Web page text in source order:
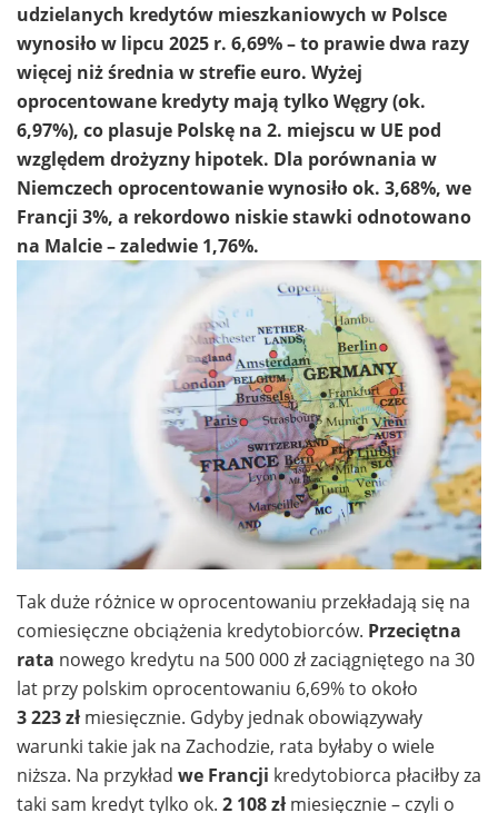
udzielanych kredytów mieszkaniowych w Polsce
wynosiło w lipcu 2025 r. 6,69% – to prawie dwa razy
więcej niż średnia w strefie euro. Wyżej
oprocentowane kredyty mają tylko Węgry (ok.
6,97%), co plasuje Polskę na 2. miejscu w UE pod
względem drożyzny hipotek. Dla porównania w
Niemczech oprocentowanie wynosiło ok. 3,68%, we
Francji 3%, a rekordowo niskie stawki odnotowano
na Malcie – zaledwie 1,76%.
Tak duże różnice w oprocentowaniu przekładają się na
comiesięczne obciążenia kredytobiorców. Przeciętna
rata nowego kredytu na 500 000 zł zaciągniętego na 30
lat przy polskim oprocentowaniu 6,69% to około
3 223 zł miesięcznie. Gdyby jednak obowiązywały
warunki takie jak na Zachodzie, rata byłaby o wiele
niższa. Na przykład we Francji kredytobiorca płaciłby za
taki sam kredyt tylko ok. 2 108 zł miesięcznie – czyli o